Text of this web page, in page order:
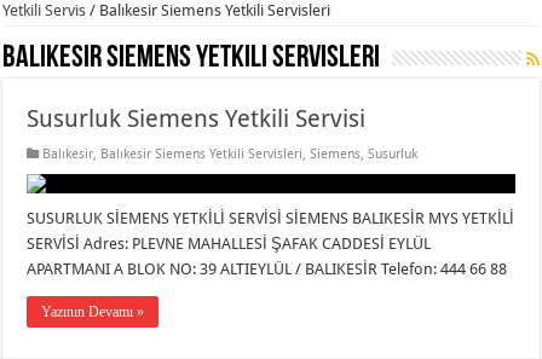
Yetkili Servis / Balıkesir Siemens Yetkili Servisleri
Balıkesir Siemens Yetkili Servisleri
Susurluk Siemens Yetkili Servisi
Balıkesir, Balıkesir Siemens Yetkili Servisleri,Siemens,Susurluk
SUSURLUK SİEMENS YETKİLİ SERVİSİ SİEMENS BALIKESİR MYS YETKİLİ
SERVİSİ Adres: PLEVNE MAHALLESİ ŞAFAK CADDESİ EYLÜL
APARTMANI A BLOK NO: 39 ALTIEYLÜL / BALIKESİR Telefon: 444 66 88
Yazının Devamı »